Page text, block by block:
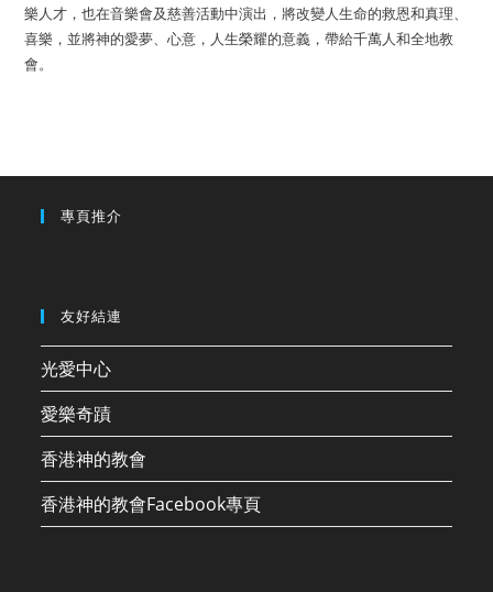
樂人才，也在音樂會及慈善活動中演出，將改變人生命的救恩和真理、
喜樂，並將神的愛夢、心意，人生榮耀的意義，帶給千萬人和全地教
會。
專頁推介
友好結連
光愛中心
愛樂奇蹟
香港神的教會
香港神的教會Facebook專頁